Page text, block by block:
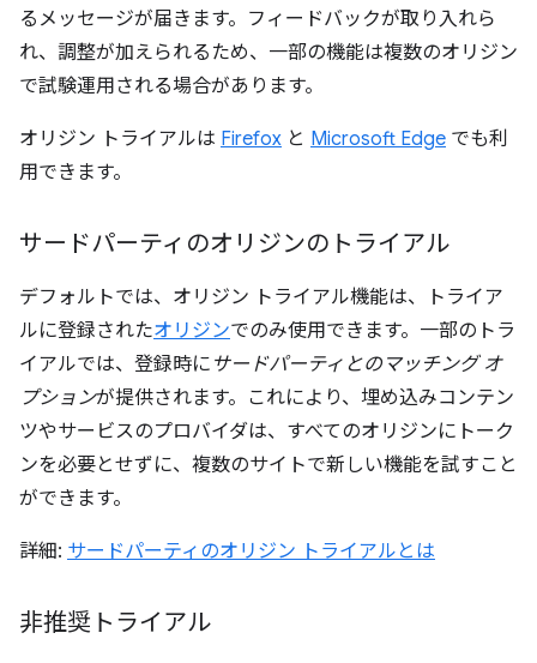
るメッセージが届きます。フィードバックが取り入れら
れ、調整が加えられるため、一部の機能は複数のオリジン
で試験運用される場合があります。
オリジン トライアルは Firefox と Microsoft Edge でも利
用できます。
サードパーティのオリジンのトライアル
デフォルトでは、オリジン トライアル機能は、トライア
ルに登録されたオリジンでのみ使用できます。一部のトラ
イアルでは、登録時に サードパーティとのマッチング オ
プションが提供されます。これにより、埋め込みコンテン
ツやサービスのプロバイダは、すべてのオリジンにトーク
ンを必要とせずに、複数のサイトで新しい機能を試すこと
ができます。
詳細: サードパーティのオリジン トライアルとは
非推奨トライアル